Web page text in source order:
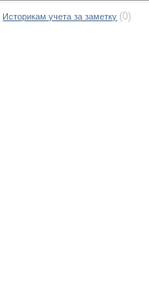
Историкам учета за заметку (0)